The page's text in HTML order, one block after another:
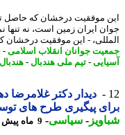
موفقیت درخشان که حاصل
ایران زمین است، نه تنها
- این موفقیت درخشان که
جوانان انقلاب اسلامی-ایران
-تیم ملی هندبال-هندبال
دیدار دکتر غلامرضا
پیگیری طرح های توسعه
-سیاسی-9 ماه پیش - پنجشنبه 8 آبان 1404، 17:47